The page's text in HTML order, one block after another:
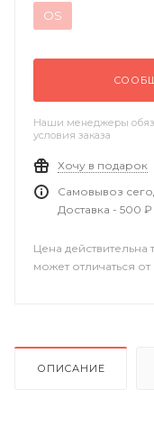
OS
Наши менеджеры
условия заказа
Хочу в подарок
Самовывоз
Доставка - 500 ₽
Цена действительна
может отличаться
ОПИСАНИЕ